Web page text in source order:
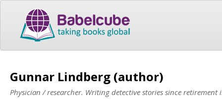
Gunnar Lindberg (author)
Physician / researcher. Writing detective stories since retirement